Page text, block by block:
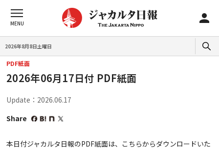
2026年8月8日土曜日
PDF紙面
2026年06月17日付 PDF紙面
Update：2026.06.17
Share
本日付ジャカルタ日報のPDF紙面は、こちらからダウンロードいた